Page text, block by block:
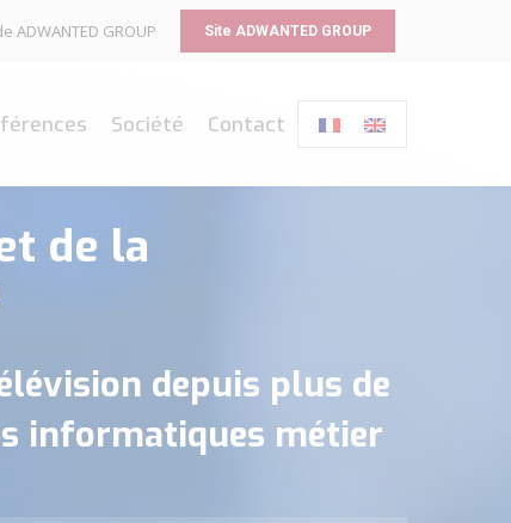
ADWANTED GROUP Site ADWANTED GROUP
Société Contact
de la
depuis plus de
informatiques métier